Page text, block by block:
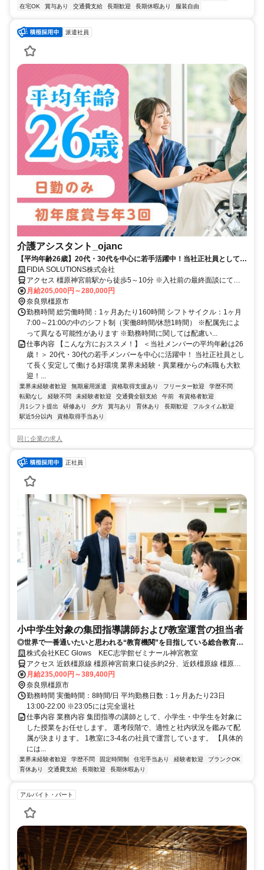
在宅OK
賞与あり 交通費支給 長期歓迎 長期休暇あり 服装自由
派遣社員
介護アシスタント_ojanc
【平均年齢26歳】20代・30代を中心に若手活躍中！当社正社員として安
定して長く働けます◎完全週休二日制＆残業少なめ／初年度賞与年3回
／未経験OK★採用基準は友達になれそうな人！／休暇制度充実！産育休
取得率100%／全員面接実施中！書類選考なし！内定まで最短2日！今す
ぐ働ける仕事を探している方はぜひ一度ご相談ください♪
FIDIA SOLUTIONS株式会社
アクセス 橿原神宮前駅から徒歩5～10分 ※入社前の最終面談にて配
属先を決定致します。
月給205,000円～280,000円
奈良県橿原市
勤務時間 総労働時間：1ヶ月あたり160時間 シフトサイクル：1ヶ月
7:00～21:00の中のシフト制（実働8時間/休憩1時間） ※配属先によ
って異なる可能性があります ※勤務時間に関しては配慮い...
仕事内容 【こんな方におススメ！】 ＜当社メンバーの平均年齢は26
歳！＞ 20代・30代の若手メンバーを中心に活躍中！ 当社正社員とし
て長く安定して働ける好環境 業界未経験・異業種からの転職も大歓
迎！...
業界未経験者歓迎 無期雇用派遣 資格取得支援あり フリーター歓迎
学歴不問
転勤なし
経験不問 未経験者歓迎 交通費全額支給 午前
有資格者歓迎
月1シフト提出
研修あり 夕方 賞与あり 育休あり 長期歓迎
フルタイム歓迎
駅近5分以内
資格取得手当あり
同じ企業の求人
正社員
小中学生対象の集団指導講師および教室運営の担当者
◎世界で一番通いたいと思われる“教育機関”を目指している総合教育企
業 ◎教育熱の高い奈良で圧倒的な顧客支持 ◎2代目社長就任以降、約10
年で3倍の規模に成長
株式会社KEC Glows KEC志学館ゼミナール神宮教室
アクセス 近鉄橿原線 橿原神宮前東口徒歩約2分、近鉄橿原線 橿原神
宮前東口徒歩約2分、近鉄橿原線 橿原神宮前東口徒歩約2分 近鉄橿原
神宮駅
月給235,000円～389,400円
奈良県橿原市
勤務時間 実働時間：8時間/日 平均勤務日数：1ヶ月あたり23日
13:00-22:00 ※23:05には完全退社
仕事内容 業務内容 集団指導の講師として、小学生・中学生を対象に
した授業をお任せします。 選考段階で、適性と社内状況を鑑みて配
属が決まります。 1教室に3‐4名の社員で運営しています。 【具体的
には...
業界未経験者歓迎 学歴不問 固定時間制 住宅手当あり 経験者歓迎
ブランクOK
育休あり
交通費支給 長期歓迎 長期休暇あり
アルバイト・パート